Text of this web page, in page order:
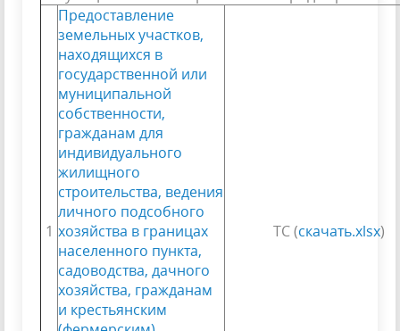
1
Предоставление
земельных участков,
находящихся в
государственной или
муниципальной
собственности,
гражданам для
индивидуального
жилищного
строительства, ведения
личного подсобного
хозяйства в границах
населенного пункта,
садоводства, дачного
хозяйства, гражданам
и крестьянским
ТС (скачать.xlsx)